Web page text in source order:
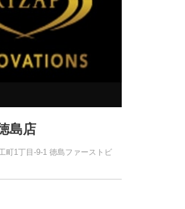
島店
町1丁目-9-1 徳島ファーストビ